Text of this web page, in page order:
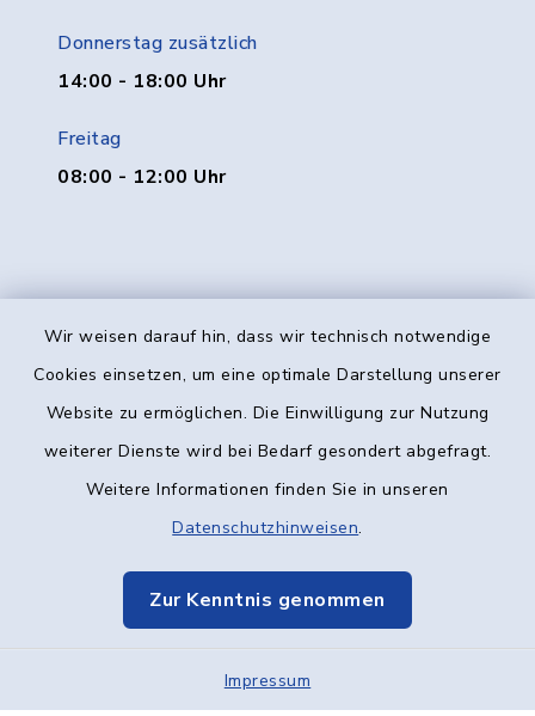
Wir weisen darauf hin, dass wir technisch notwendige
Cookies einsetzen, um eine optimale Darstellung unserer
Website zu ermöglichen. Die Einwilligung zur Nutzung
weiterer Dienste wird bei Bedarf gesondert abgefragt.
Weitere Informationen finden Sie in unseren
Datenschutzhinweisen.
Zur Kenntnis genommen
Impressum
Donnerstag zusätzlich
14:00 - 18:00 Uhr
Freitag
08:00 - 12:00 Uhr
Kontakt
Datenschutz
Elektronische Kommunikation
Sitemap